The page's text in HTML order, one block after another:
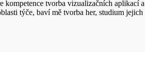
tvorba vizualizačních aplikací
týče, baví mě tvorba her, studium